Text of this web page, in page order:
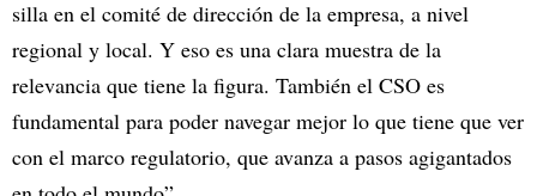
silla en el comité de dirección de la empresa, a nivel
regional y local. Y eso es una clara muestra de la
relevancia que tiene la figura. También el CSO es
fundamental para poder navegar mejor lo que tiene que ver
con el marco regulatorio, que avanza a pasos agigantados